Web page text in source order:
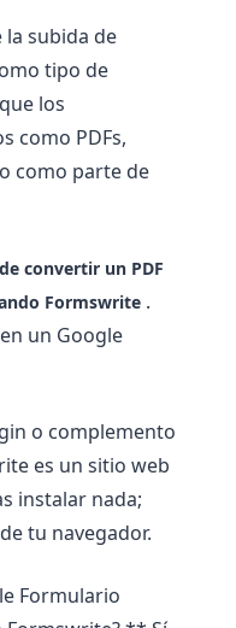
subida de
tipo de
los
como PDFs,
como parte de
convertir un PDF
Formswrite .
un Google
o complemento
es un sitio web
instalar nada;
tu navegador.
Formulario